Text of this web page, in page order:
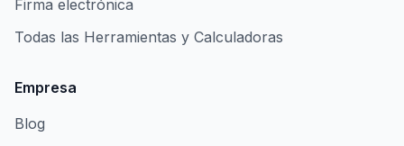
Firma electrónica
Todas las Herramientas y Calculadoras
Empresa
Blog